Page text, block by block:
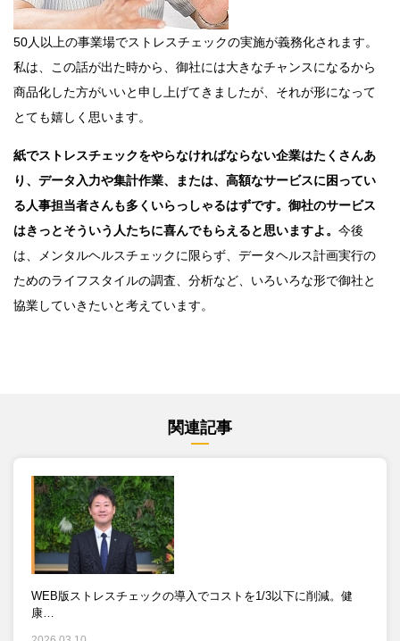
50人以上の事業場でストレスチェックの実施が義務化されます。
私は、この話が出た時から、御社には大きなチャンスになるから
商品化した方がいいと申し上げてきましたが、それが形になって
とても嬉しく思います。
紙でストレスチェックをやらなければならない企業はたくさんあ
り、データ入力や集計作業、または、高額なサービスに困ってい
る人事担当者さんも多くいらっしゃるはずです。御社のサービス
はきっとそういう人たちに喜んでもらえると思いますよ。 今後
は、メンタルヘルスチェックに限らず、データヘルス計画実行の
ためのライフスタイルの調査、分析など、いろいろな形で御社と
協業していきたいと考えています。
関連記事
WEB版ストレスチェックの導入でコストを1/3以下に削減。健
康…